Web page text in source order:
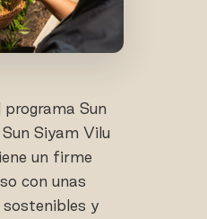
programa Sun
Siyam Vilu
un firme
con unas
sostenibles y